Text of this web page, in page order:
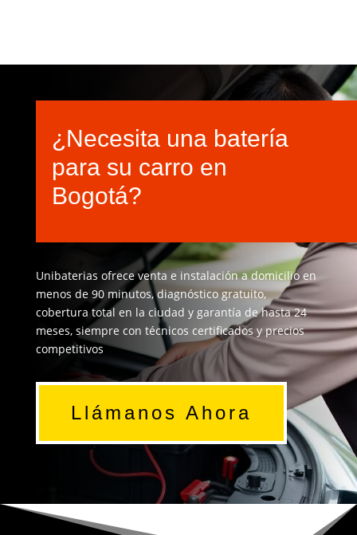
¿Necesita una batería
para su carro en
Bogotá?
Unibaterias ofrece venta e instalación a domicilio en
menos de 90 minutos, diagnóstico gratuito,
cobertura total en la ciudad y garantía de hasta 24
meses, siempre con técnicos certificados y precios
competitivos
Llámanos Ahora